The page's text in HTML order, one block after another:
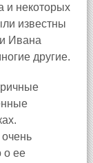
и некоторых
известны
Ивана
другие.
о ее